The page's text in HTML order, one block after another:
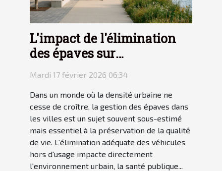
L'impact de l'élimination
des épaves sur
l'environnement urbain
Mardi 17 février 2026 06:34
Dans un monde où la densité urbaine ne
cesse de croître, la gestion des épaves dans
les villes est un sujet souvent sous-estimé
mais essentiel à la préservation de la qualité
de vie. L'élimination adéquate des véhicules
hors d'usage impacte directement
l'environnement urbain, la santé publique...